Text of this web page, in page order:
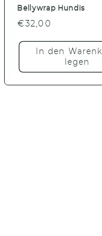
Bellywrap Hundis
Normaler
Preis
€32,00
In den
legen